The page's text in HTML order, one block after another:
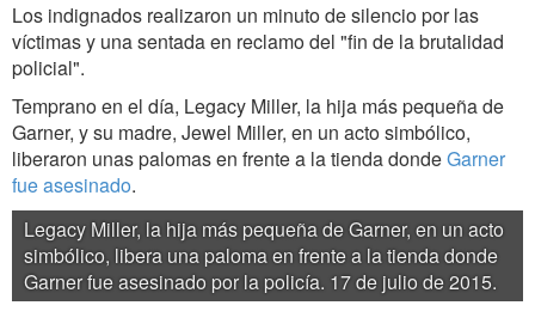
Los indignados realizaron un minuto de silencio por las
víctimas y una sentada en reclamo del "fin de la brutalidad
policial".
Temprano en el día, Legacy Miller, la hija más pequeña de
Garner, y su madre, Jewel Miller, en un acto simbólico,
liberaron unas palomas en frente a la tienda dondeGarner
fue asesinado.
Legacy Miller, la hija más pequeña de Garner, en un acto
simbólico, libera una paloma en frente a la tienda donde
Garner fue asesinado por la policía. 17 de julio de 2015.